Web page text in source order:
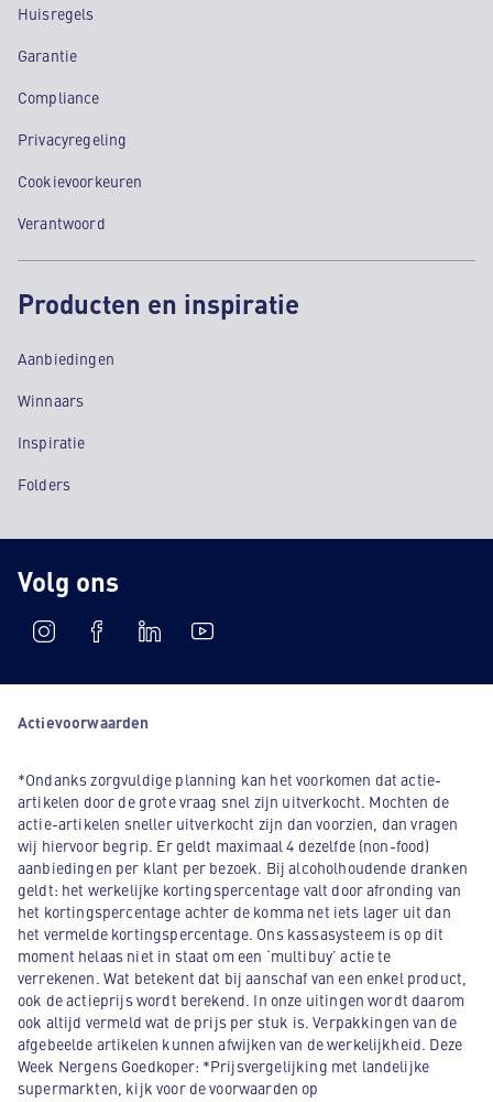
Huisregels
Garantie
Compliance
Privacyregeling
Cookievoorkeuren
Verantwoord
Producten en inspiratie
Aanbiedingen
Winnaars
Inspiratie
Folders
Volg ons
Actievoorwaarden
*Ondanks zorgvuldige planning kan het voorkomen dat actie-
artikelen door de grote vraag snel zijn uitverkocht. Mochten de
actie-artikelen sneller uitverkocht zijn dan voorzien, dan vragen
wij hiervoor begrip. Er geldt maximaal 4 dezelfde (non-food)
aanbiedingen per klant per bezoek. Bij alcoholhoudende dranken
geldt: het werkelijke kortingspercentage valt door afronding van
het kortingspercentage achter de komma net iets lager uit dan
het vermelde kortingspercentage. Ons kassasysteem is op dit
moment helaas niet in staat om een ‘multibuy’ actie te
verrekenen. Wat betekent dat bij aanschaf van een enkel product,
ook de actieprijs wordt berekend. In onze uitingen wordt daarom
ook altijd vermeld wat de prijs per stuk is. Verpakkingen van de
afgebeelde artikelen kunnen afwijken van de werkelijkheid. Deze
Week Nergens Goedkoper: *Prijsvergelijking met landelijke
supermarkten, kijk voor de voorwaarden op